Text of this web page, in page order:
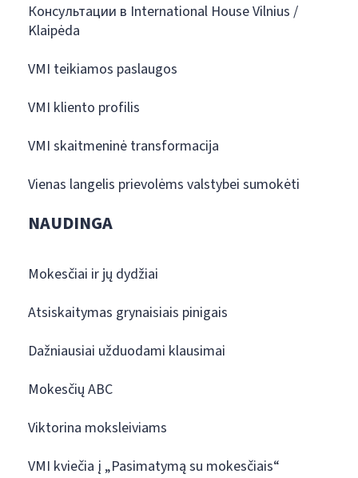
Консультации в International House Vilnius /
Klaipėda
VMI teikiamos paslaugos
VMI kliento profilis
VMI skaitmeninė transformacija
Vienas langelis prievolėms valstybei sumokėti
NAUDINGA
Mokesčiai ir jų dydžiai
Atsiskaitymas grynaisiais pinigais
Dažniausiai užduodami klausimai
Mokesčių ABC
Viktorina moksleiviams
VMI kviečia į „Pasimatymą su mokesčiais“